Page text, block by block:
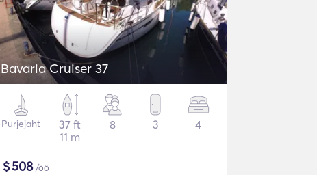
Bavaria Cruiser 37
Purjejaht
37 ft
11 m
8 3 4
$508/öö